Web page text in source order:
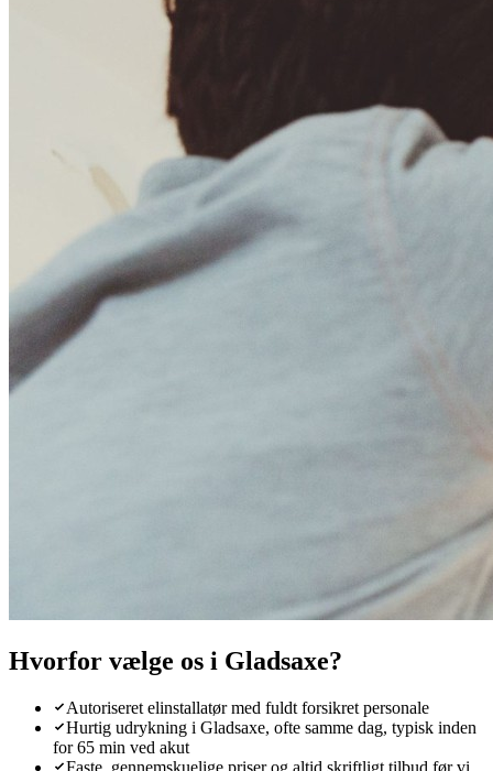
Hvorfor vælge os i Gladsaxe?
Autoriseret elinstallatør med fuldt forsikret personale
Hurtig udrykning i Gladsaxe, ofte samme dag, typisk inden
for 65 min ved akut
Faste, gennemskuelige priser og altid skriftligt tilbud før vi